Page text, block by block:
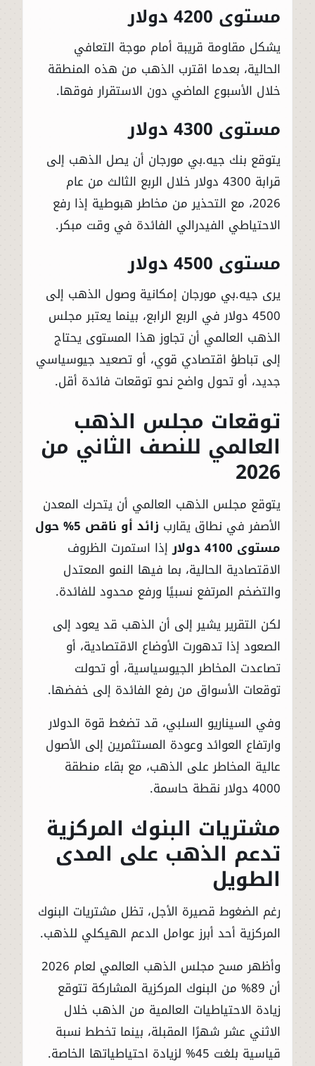
مستوى 4200 دولار
يشكل مقاومة قريبة أمام موجة التعافي
الحالية، بعدما اقترب الذهب من هذه المنطقة
خلال الأسبوع الماضي دون الاستقرار فوقها.
مستوى 4300 دولار
يتوقع بنك جيه.بي مورجان أن يصل الذهب إلى
قرابة 4300 دولار خلال الربع الثالث من عام
2026، مع التحذير من مخاطر هبوطية إذا رفع
الاحتياطي الفيدرالي الفائدة في وقت مبكر.
مستوى 4500 دولار
يرى جيه.بي مورجان إمكانية وصول الذهب إلى
4500 دولار في الربع الرابع، بينما يعتبر مجلس
الذهب العالمي أن تجاوز هذا المستوى يحتاج
إلى تباطؤ اقتصادي قوي، أو تصعيد جيوسياسي
جديد، أو تحول واضح نحو توقعات فائدة أقل.
توقعات مجلس الذهب
العالمي للنصف الثاني من
2026
يتوقع مجلس الذهب العالمي أن يتحرك المعدن
الأصفر في نطاق يقارب
زائد أو ناقص 5% حول
مستوى 4100 دولار
إذا استمرت الظروف
الاقتصادية الحالية، بما فيها النمو المعتدل
والتضخم المرتفع نسبيًا ورفع محدود للفائدة.
لكن التقرير يشير إلى أن الذهب قد يعود إلى
الصعود إذا تدهورت الأوضاع الاقتصادية، أو
تصاعدت المخاطر الجيوسياسية، أو تحولت
توقعات الأسواق من رفع الفائدة إلى خفضها.
وفي السيناريو السلبي، قد تضغط قوة الدولار
وارتفاع العوائد وعودة المستثمرين إلى الأصول
عالية المخاطر على الذهب، مع بقاء منطقة
4000 دولار نقطة حاسمة.
مشتريات البنوك المركزية
تدعم الذهب على المدى
الطويل
رغم الضغوط قصيرة الأجل، تظل مشتريات البنوك
المركزية أحد أبرز عوامل الدعم الهيكلي للذهب.
وأظهر مسح مجلس الذهب العالمي لعام 2026
أن 89% من البنوك المركزية المشاركة تتوقع
زيادة الاحتياطيات العالمية من الذهب خلال
الاثني عشر شهرًا المقبلة، بينما تخطط نسبة
قياسية بلغت 45% لزيادة احتياطياتها الخاصة.